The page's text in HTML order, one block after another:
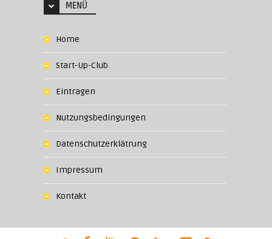
MENÜ
Home
Start-Up-Club
Eintragen
Nutzungsbedingungen
Datenschutzerklätrung
Impressum
Kontakt